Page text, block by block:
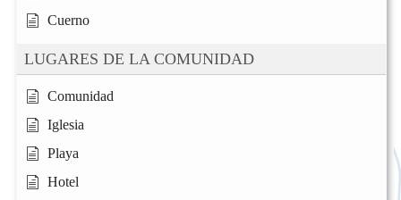
Cuerno
LUGARES DE LA COMUNIDAD
Comunidad
Iglesia
Playa
Hotel